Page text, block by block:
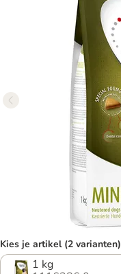
Kies je artikel (2 varianten)
1 kg